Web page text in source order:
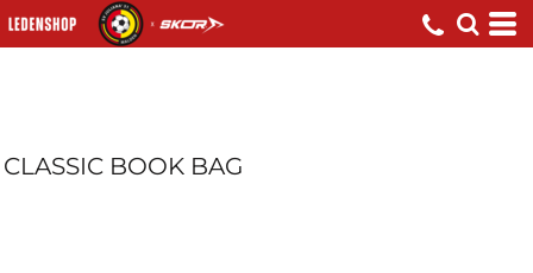
CLASSIC BOOK BAG